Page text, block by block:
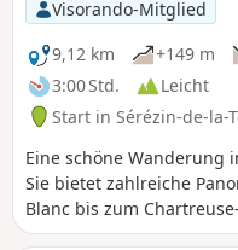
Energie, die Kompasse
lässt. Es ist ein schöner
Buchen, Eichen und
Haselnusssträuchern. Ein
Waldes wurde mit
Kirschbäumen und
bepflanzt.
Visorando-Mitglied
9,12 km
+149 m
3:00 Std.
Leicht
Start in Sérézin-de-la-
Eine schöne Wanderung
Sie bietet zahlreiche
Blanc bis zum